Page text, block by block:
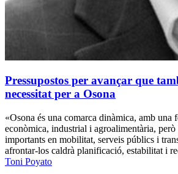
Pressupostos per avançar que
necessitat per a Osona
«Osona és una comarca dinàmica, amb una
econòmica, industrial i agroalimentària, però
importants en mobilitat, serveis públics i
afrontar-los caldrà planificació, estabilitat i
Toni Poyato